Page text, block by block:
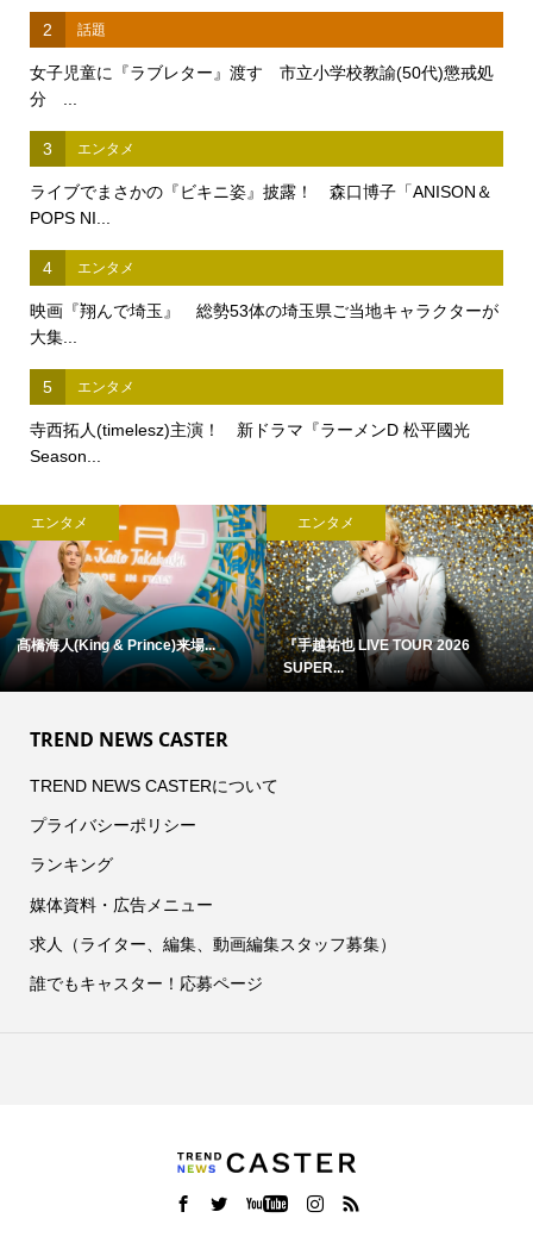
2 話題
女子児童に『ラブレター』渡す 市立小学校教諭(50代)懲戒処
分 ...
3 エンタメ
ライブでまさかの『ビキニ姿』披露！ 森口博子「ANISON＆
POPS NI...
4 エンタメ
映画『翔んで埼玉』 総勢53体の埼玉県ご当地キャラクターが
大集...
5 エンタメ
寺西拓人(timelesz)主演！ 新ドラマ『ラーメンD 松平國光
Season...
エンタメ
髙橋海人(King & Prince)来場...
エンタメ
『手越祐也 LIVE TOUR 2026
SUPER...
TREND NEWS CASTER
TREND NEWS CASTERについて
プライバシーポリシー
ランキング
媒体資料・広告メニュー
求人（ライター、編集、動画編集スタッフ募集）
誰でもキャスター！応募ページ